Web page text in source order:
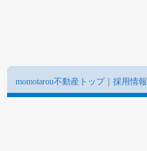
momotarou不動産トップ｜ 採用情報